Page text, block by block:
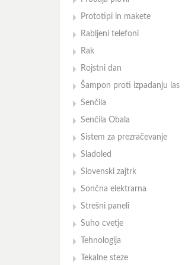
Prototipi in makete
Rabljeni telefoni
Rak
Rojstni dan
Šampon proti izpadanju las
Senčila
Senčila Obala
Sistem za prezračevanje
Sladoled
Slovenski zajtrk
Sončna elektrarna
Strešni paneli
Suho cvetje
Tehnologija
Tekalne steze